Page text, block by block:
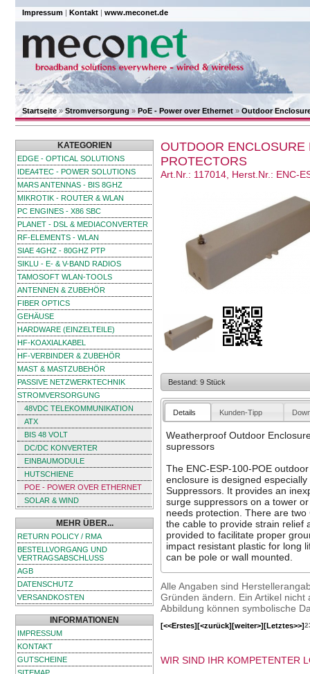
Impressum | Kontakt | www.meconet.de
Startseite»Stromversorgung » PoE - Power over Ethernet » Outdoor
KATEGORIEN
EDGE - OPTICAL SOLUTIONS
IDEA4TEC - POWER SOLUTIONS
MARS ANTENNAS - BIS 8GHZ
MIKROTIK - ROUTER & WLAN
PC ENGINES - X86 SBC
PLANET - DSL & MEDIACONVERTER
RF-ELEMENTS - WLAN
SIAE 4GHZ - 80GHZ PTP
SIKLU - E- & V-BAND RADIOS
TAMOSOFT WLAN-TOOLS
ANTENNEN & ZUBEHÖR
FIBER OPTICS
GEHÄUSE
HARDWARE (EINZELTEILE)
HF-KOAXIALKABEL
HF-VERBINDER & ZUBEHÖR
MAST & MASTZUBEHÖR
PASSIVE NETZWERKTECHNIK
STROMVERSORGUNG
48VDC TELEKOMMUNIKATION
ATX
BIS 48 VOLT
DC/DC KONVERTER
EINBAUMODULE
HUTSCHIENE
POE - POWER OVER ETHERNET
SOLAR & WIND
MEHR ÜBER...
RETURN POLICY / RMA
BESTELLVORGANG UND
VERTRAGSABSCHLUSS
AGB
DATENSCHUTZ
VERSANDKOSTEN
INFORMATIONEN
IMPRESSUM
KONTAKT
GUTSCHEINE
OUTDOOR
PROTECTORS
Art.Nr.: 117014, Herst.Nr.: ENC-
Bestand: 9 Stück
Details Kunden-Tipp
Weatherproof Outdoor
supressors
The ENC-ESP-100-POE
enclosure is designed
Suppressors. It provides an
surge suppressors on a tower
needs protection. There are
the cable to provide strain relief
provided to facilitate proper
impact resistant plastic for long
can be pole or wall mounted.
Alle Angaben sind
Gründen ändern. Ein Artikel
Abbildung können symbolische
[<<Erstes][<zurück][weiter>][Letztes>>]
WIR SIND IHR KOMPETENTER